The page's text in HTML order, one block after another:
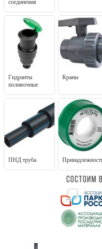
соединения
Гидранты
поливочные
Краны
ПНД труба